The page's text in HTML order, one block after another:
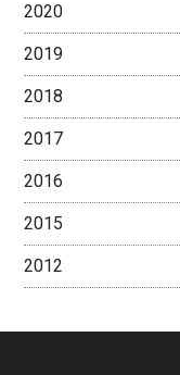
2020
2019
2018
2017
2016
2015
2012